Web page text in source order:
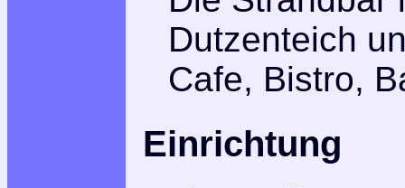
Dutzenteich
Cafe, Bistro,
Einrichtung